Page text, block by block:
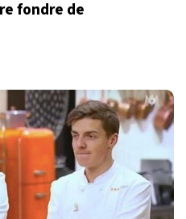
fondre de